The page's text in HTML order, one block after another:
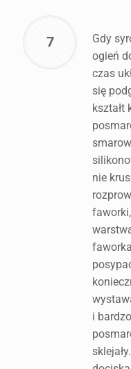
7
Gdy
ogień
czas
się
kształt
nie
i